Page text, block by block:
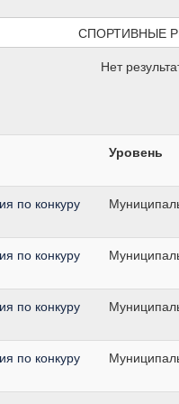
СПОРТИВНЫЕ
Нет
Уровень
по конкуру
по конкуру
по конкуру
по конкуру